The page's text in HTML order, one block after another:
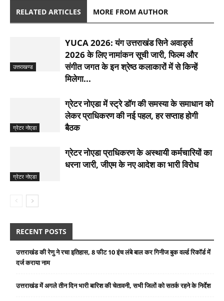
RELATED ARTICLES MORE FROM AUTHOR
उत्तराखण्ड
YUCA 2026: यंग उत्तराखंड सिने अवार्ड्स
2026 के लिए नामांकन सूची जारी, फिल्म और
संगीत जगत के इन श्रेष्ठ कलाकारों में से किन्हें
मिलेगा...
ग्रेटर नोएडा
ग्रेटर नोएडा में स्ट्रे डॉग की समस्या के समाधान को
लेकर प्राधिकरण की नई पहल, हर सप्ताह होगी
बैठक
ग्रेटर नोएडा
ग्रेटर नोएडा प्राधिकरण के अस्थायी कर्मचारियों का
धरना जारी, जीएम के नए आदेश का भारी विरोध
RECENT POSTS
उत्तराखंड की रेणु ने रचा इतिहास, 8 फीट 10 इंच लंबे बाल कर गिनीज बुक वर्ल्ड रिकॉर्ड में
दर्ज कराया नाम
उत्तराखंड में अगले तीन दिन भारी बारिश की चेतावनी, सभी जिलों को सतर्क रहने के निर्देश